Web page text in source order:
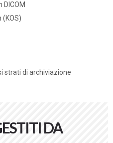
(KOS)
strati di archiviazione
DA